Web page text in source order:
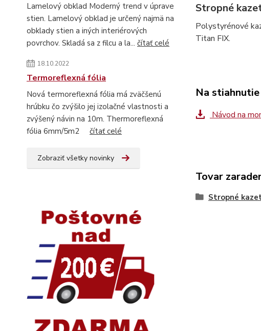
Lamelový obklad Moderný trend v úprave
stien. Lamelový obklad je určený najmä na
obklady stien a iných interiérových
povrchov. Skladá sa z filcu a la... čítať celé
18.10.2022
Termoreflexná fólia
Nová termoreflexná fólia má zväčšenú
hrúbku čo zvýšilo jej izolačné vlastnosti a
zvýšený návin na 10m. Thermoreflexná
fólia 6mm/5m2 čítať celé
Zobraziť všetky novinky
Stropné
Polystyrénové
Titan FIX.
Na stiahnutie
Návod na
Tovar
Stropné